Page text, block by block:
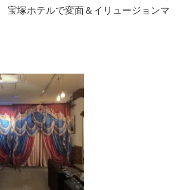
塚ホテルで変面＆イリュージョンマ